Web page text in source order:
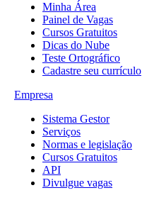
Minha Área
Painel de Vagas
Cursos Gratuitos
Dicas do Nube
Teste Ortográfico
Cadastre seu currículo
Empresa
Sistema Gestor
Serviços
Normas e legislação
Cursos Gratuitos
API
Divulgue vagas